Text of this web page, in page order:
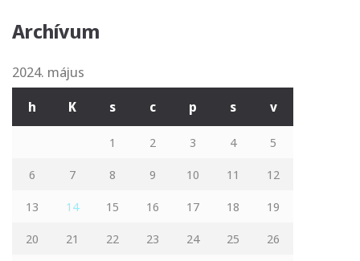
Archívum
2024. május
h K s c p s v
1 2 3 4
5
6
7 8 9 10 11
12
13
14 15 16 17 18
19
20
21 22 23 24 25
26